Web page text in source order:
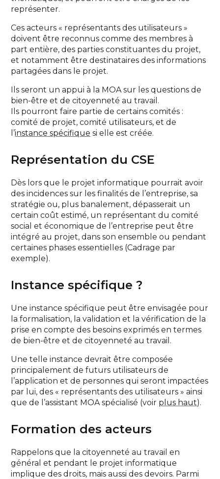
représenter.
Ces acteurs « représentants des utilisateurs »
doivent être reconnus comme des membres à
part entière, des parties constituantes du projet,
et notamment être destinataires des informations
partagées dans le projet.
Ils seront un appui à la MOA sur les questions de
bien-être et de citoyenneté au travail.
Ils pourront faire partie de certains comités :
comité de projet, comité utilisateurs, et de
l’instance spécifique si elle est créée.
Représentation du CSE
Dès lors que le projet informatique pourrait avoir
des incidences sur les finalités de l’entreprise, sa
stratégie ou, plus banalement, dépasserait un
certain coût estimé, un représentant du comité
social et économique de l’entreprise peut être
intégré au projet, dans son ensemble ou pendant
certaines phases essentielles (Cadrage par
exemple).
Instance spécifique ?
Une instance spécifique peut être envisagée pour
la formalisation, la validation et la vérification de la
prise en compte des besoins exprimés en termes
de bien-être et de citoyenneté au travail.
Une telle instance devrait être composée
principalement de futurs utilisateurs de
l’application et de personnes qui seront impactées
par lui, des « représentants des utilisateurs » ainsi
que de l’assistant MOA spécialisé (voir plus haut).
Formation des acteurs
Rappelons que la citoyenneté au travail en
général et pendant le projet informatique
implique des droits, mais aussi des devoirs. Parmi